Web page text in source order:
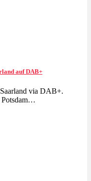
auf DAB+
via DAB+.
Potsdam…